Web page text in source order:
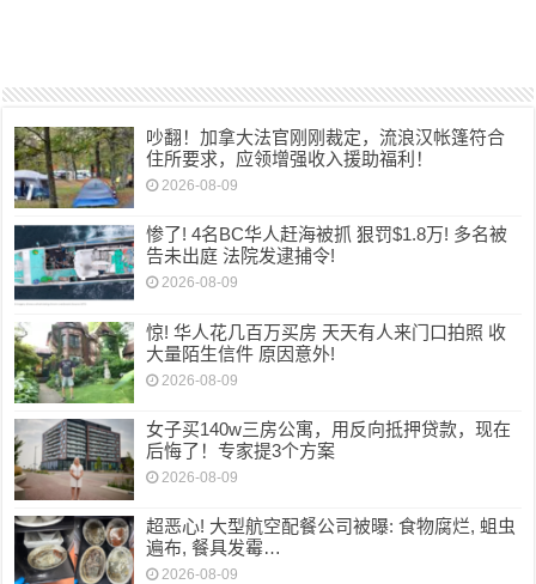
吵翻！加拿大法官刚刚裁定，流浪汉帐篷符合
住所要求，应领增强收入援助福利！
2026-08-09
惨了! 4名BC华人赶海被抓 狠罚$1.8万! 多名被
告未出庭 法院发逮捕令!
2026-08-09
惊! 华人花几百万买房 天天有人来门口拍照 收
大量陌生信件 原因意外!
2026-08-09
女子买140w三房公寓，用反向抵押贷款，现在
后悔了！专家提3个方案
2026-08-09
超恶心! 大型航空配餐公司被曝: 食物腐烂, 蛆虫
遍布, 餐具发霉…
2026-08-09